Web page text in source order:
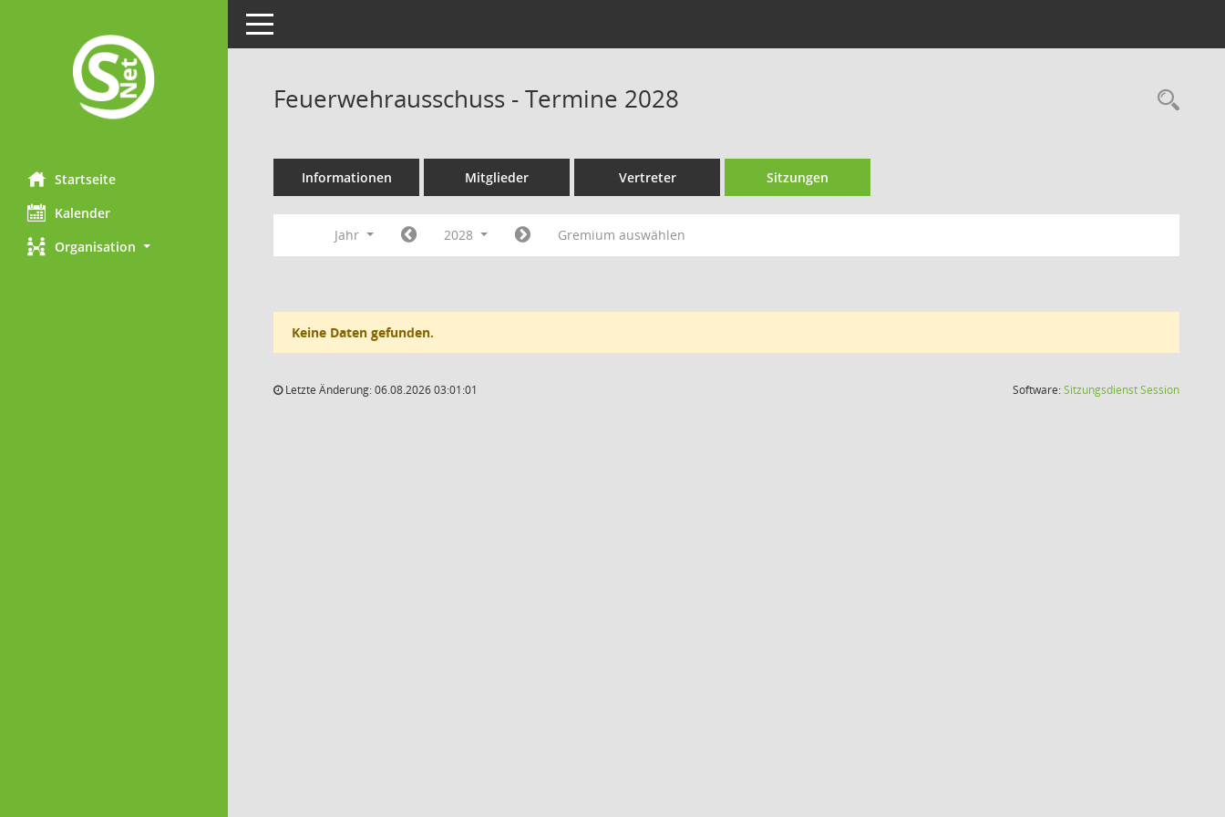
Startseite
Kalender
Organisation
Toggle navigation
Feuerwehrausschuss - Termine 2028
Informationen Mitglieder Vertreter Sitzungen
Jahr 2028 Gremium auswählen
Keine Daten gefunden.
Letzte Änderung: 06.08.2026 03:01:01 Software:SitzungsdienstSession(Wird in